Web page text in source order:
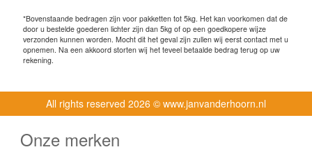
*Bovenstaande bedragen zijn voor pakketten tot 5kg. Het kan voorkomen dat de
door u bestelde goederen lichter zijn dan 5kg of op een goedkopere wijze
verzonden kunnen worden. Mocht dit het geval zijn zullen wij eerst contact met u
opnemen. Na een akkoord storten wij het teveel betaalde bedrag terug op uw
rekening.
All rights reserved 2026 © www.janvanderhoorn.nl
Onze merken